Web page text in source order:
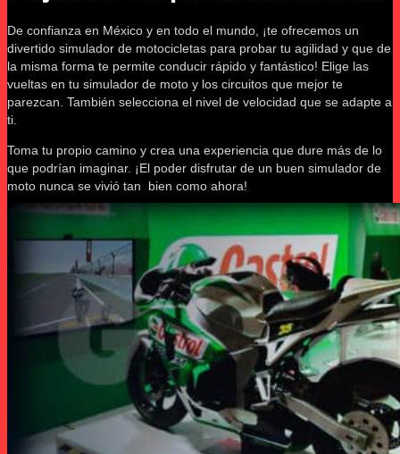
De confianza en México y en todo el mundo, ¡te ofrecemos un
divertido simulador de motocicletas para probar tu agilidad y que de
la misma forma te permite conducir rápido y fantástico! Elige las
vueltas en tu simulador de moto y los circuitos que mejor te
parezcan. También selecciona el nivel de velocidad que se adapte a
ti.
Toma tu propio camino y crea una experiencia que dure más de lo
que podrían imaginar. ¡El poder disfrutar de un buen simulador de
moto nunca se vivió tan bien como ahora!